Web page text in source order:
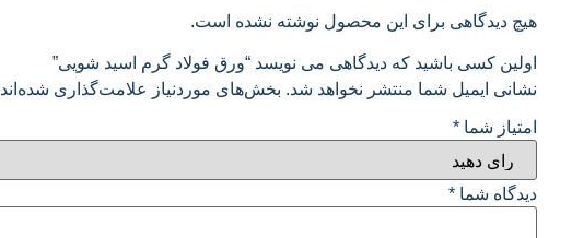
هیچ دیدگاهی برای این محصول نوشته نشده است.
اولین کسی باشید که دیدگاهی می نویسد “ورق فولاد گرم اسید شویی”
نشانی ایمیل شما منتشر نخواهد شد. بخش‌های موردنیاز علامت‌گذاری شده‌اند
امتیاز شما *
دیدگاه شما *